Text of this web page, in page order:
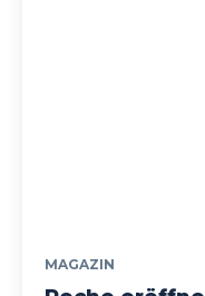
MAGAZIN